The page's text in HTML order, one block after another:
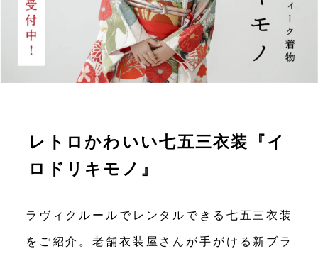
レトロかわいい七五三衣装『イ
ロドリキモノ』
ラヴィクルールでレンタルできる七五三衣装
をご紹介。老舗衣装屋さんが手がける新ブラ